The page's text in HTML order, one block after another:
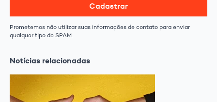
Cadastrar
Prometemos não utilizar suas informações de contato para enviar
qualquer tipo de SPAM.
Notícias relacionadas